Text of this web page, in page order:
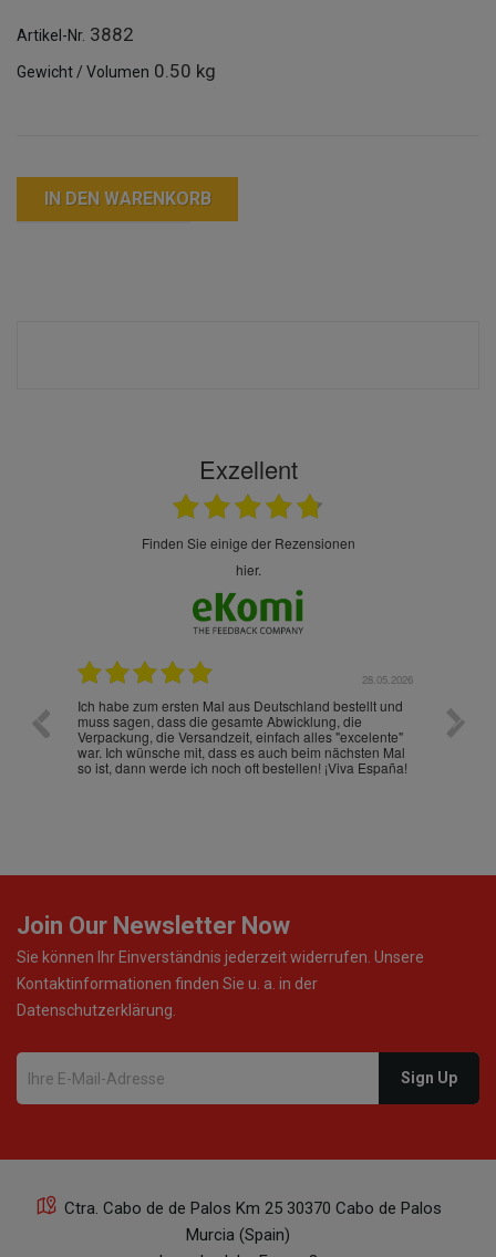
Artikel-Nr. 3882
Gewicht / Volumen 0.50 kg
IN DEN WARENKORB
Exzellent
finden Sie einige der Rezensionen
hier.
28.05.2026
Ich habe zum ersten Mal aus Deutschland bestellt und
muss sagen, dass die gesamte Abwicklung, die
Verpackung, die Versandzeit, einfach alles "excelente"
war. Ich wünsche mit, dass es auch beim nächsten Mal
so ist, dann werde ich noch oft bestellen! ¡Viva España!
Die
gut
ist
Join Our Newsletter Now
Sie können Ihr Einverständnis jederzeit widerrufen. Unsere
Kontaktinformationen finden Sie u. a. in der
Datenschutzerklärung.
Ctra. Cabo de de Palos Km 25 30370 Cabo de Palos
Murcia (Spain)